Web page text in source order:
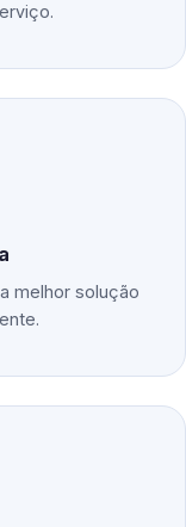
melhor solução